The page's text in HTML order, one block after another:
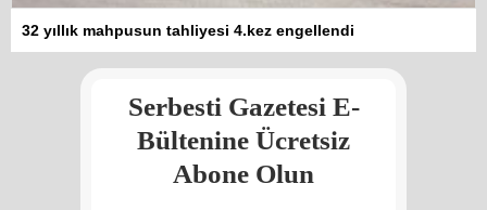
32 yıllık mahpusun tahliyesi 4.kez engellendi
Serbesti Gazetesi E-
Bültenine Ücretsiz
Abone Olun
Kadına şiddet “Devlet” eliyle
meşrulaştırılıyor
Atilla Yüceak
Colani’nin arkasındaki güç
Faruk eş-Şara mı?